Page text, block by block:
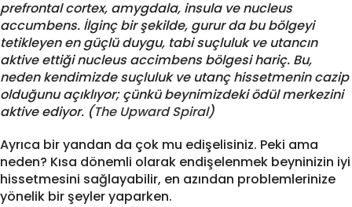
prefrontal cortex, amygdala, insula ve nucleus
accumbens. İlginç bir şekilde, gurur da bu bölgeyi
tetikleyen en güçlü duygu, tabi suçluluk ve utancın
aktive ettiği nucleus accimbens bölgesi hariç. Bu,
neden kendimizde suçluluk ve utanç hissetmenin cazip
olduğunu açıklıyor; çünkü beynimizdeki ödül merkezini
aktive ediyor. (The Upward Spiral)
Ayrıca bir yandan da çok mu edişelisiniz. Peki ama
neden? Kısa dönemli olarak endişelenmek beyninizin iyi
hissetmesini sağlayabilir, en azından problemlerinize
yönelik bir şeyler yaparken.